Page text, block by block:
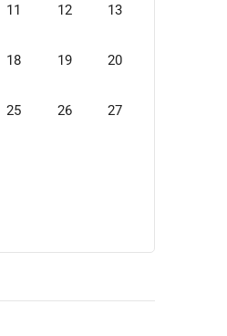
11 12 13
18 19 20
25 26 27